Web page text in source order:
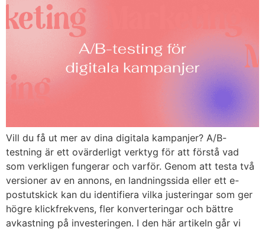
Vill du få ut mer av dina digitala kampanjer? A/B-
testning är ett ovärderligt verktyg för att förstå vad
som verkligen fungerar och varför. Genom att testa två
versioner av en annons, en landningssida eller ett e-
postutskick kan du identifiera vilka justeringar som ger
högre klickfrekvens, fler konverteringar och bättre
avkastning på investeringen. I den här artikeln går vi